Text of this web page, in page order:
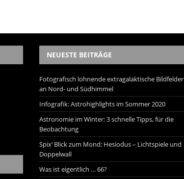
NEUESTE BEITRÄGE
Fotografisch lohnende extragalaktische Bildfelder
an Nord- und Südhimmel
Infografik: Astrohighlights im Sommer 2020
Astronomie im Winter: 3 schnelle Tipps, für die
Beobachtung
Spix‘ Blick zum Mond: Hesiodus – Lichtspiele und
Doppelwall
Was ist eigentlich … 66?